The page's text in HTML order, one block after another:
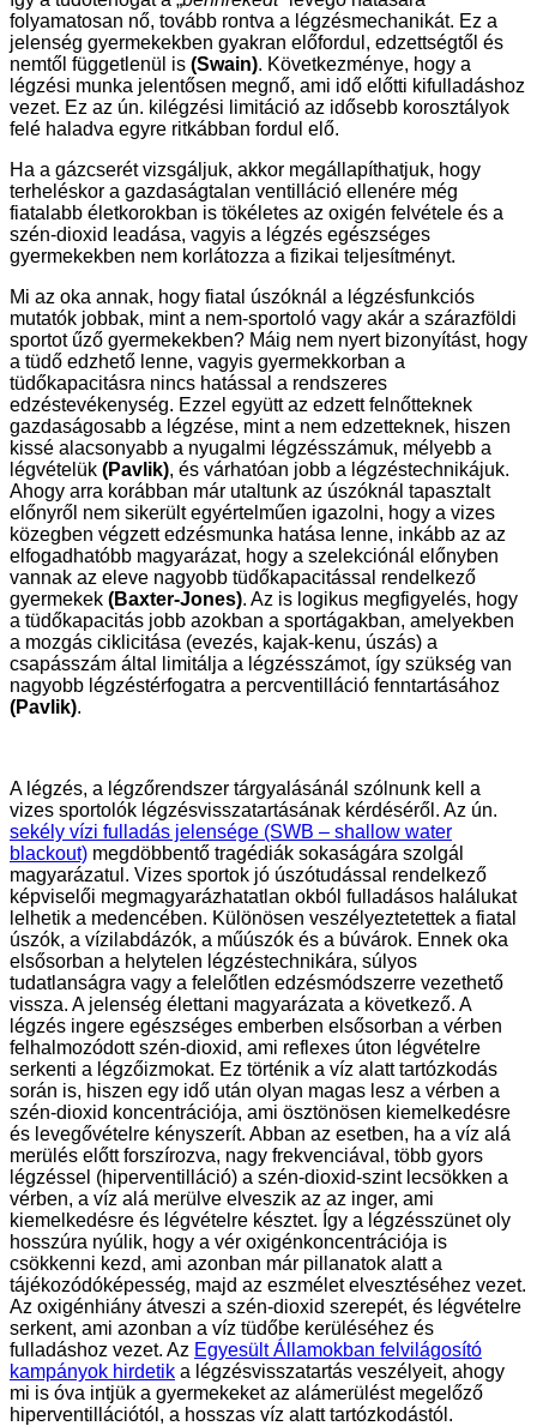
folyamatosan nő, tovább rontva a légzésmechanikát. Ez a
jelenség gyermekekben gyakran előfordul, edzettségtől és
nemtől függetlenül is (Swain). Következménye, hogy a
légzési munka jelentősen megnő, ami idő előtti kifulladáshoz
vezet. Ez az ún. kilégzési limitáció az idősebb korosztályok
felé haladva egyre ritkábban fordul elő.
Ha a gázcserét vizsgáljuk, akkor megállapíthatjuk, hogy
terheléskor a gazdaságtalan ventilláció ellenére még
fiatalabb életkorokban is tökéletes az oxigén felvétele és a
szén-dioxid leadása, vagyis a légzés egészséges
gyermekekben nem korlátozza a fizikai teljesítményt.
Mi az oka annak, hogy fiatal úszóknál a légzésfunkciós
mutatók jobbak, mint a nem-sportoló vagy akár a szárazföldi
sportot űző gyermekekben? Máig nem nyert bizonyítást, hogy
a tüdő edzhető lenne, vagyis gyermekkorban a
tüdőkapacitásra nincs hatással a rendszeres
edzéstevékenység. Ezzel együtt az edzett felnőtteknek
gazdaságosabb a légzése, mint a nem edzetteknek, hiszen
kissé alacsonyabb a nyugalmi légzésszámuk, mélyebb a
légvételük (Pavlik), és várhatóan jobb a légzéstechnikájuk.
Ahogy arra korábban már utaltunk az úszóknál tapasztalt
előnyről nem sikerült egyértelműen igazolni, hogy a vizes
közegben végzett edzésmunka hatása lenne, inkább az az
elfogadhatóbb magyarázat, hogy a szelekciónál előnyben
vannak az eleve nagyobb tüdőkapacitással rendelkező
gyermekek (Baxter-Jones). Az is logikus megfigyelés, hogy
a tüdőkapacitás jobb azokban a sportágakban, amelyekben
a mozgás ciklicitása (evezés, kajak-kenu, úszás) a
csapásszám által limitálja a légzésszámot, így szükség van
nagyobb légzéstérfogatra a percventilláció fenntartásához
(Pavlik).
A légzés, a légzőrendszer tárgyalásánál szólnunk kell a
vizes sportolók légzésvisszatartásának kérdéséről. Az ún.
sekély vízi fulladás jelensége (SWB – shallow water
blackout) megdöbbentő tragédiák sokaságára szolgál
magyarázatul. Vizes sportok jó úszótudással rendelkező
képviselői megmagyarázhatatlan okból fulladásos halálukat
lelhetik a medencében. Különösen veszélyeztetettek a fiatal
úszók, a vízilabdázók, a műúszók és a búvárok. Ennek oka
elsősorban a helytelen légzéstechnikára, súlyos
tudatlanságra vagy a felelőtlen edzésmódszerre vezethető
vissza. A jelenség élettani magyarázata a következő. A
légzés ingere egészséges emberben elsősorban a vérben
felhalmozódott szén-dioxid, ami reflexes úton légvételre
serkenti a légzőizmokat. Ez történik a víz alatt tartózkodás
során is, hiszen egy idő után olyan magas lesz a vérben a
szén-dioxid koncentrációja, ami ösztönösen kiemelkedésre
és levegővételre kényszerít. Abban az esetben, ha a víz alá
merülés előtt forszírozva, nagy frekvenciával, több gyors
légzéssel (hiperventilláció) a szén-dioxid-szint lecsökken a
vérben, a víz alá merülve elveszik az az inger, ami
kiemelkedésre és légvételre késztet. Így a légzésszünet oly
hosszúra nyúlik, hogy a vér oxigénkoncentrációja is
csökkenni kezd, ami azonban már pillanatok alatt a
tájékozódóképesség, majd az eszmélet elvesztéséhez vezet.
Az oxigénhiány átveszi a szén-dioxid szerepét, és légvételre
serkent, ami azonban a víz tüdőbe kerüléséhez és
fulladáshoz vezet. Az Egyesült Államokban felvilágosító
kampányok hirdetik a légzésvisszatartás veszélyeit, ahogy
mi is óva intjük a gyermekeket az alámerülést megelőző
hiperventillációtól, a hosszas víz alatt tartózkodástól.